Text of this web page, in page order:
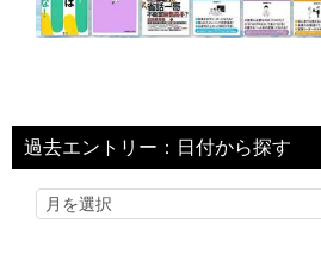
過去エントリー：日付から探す